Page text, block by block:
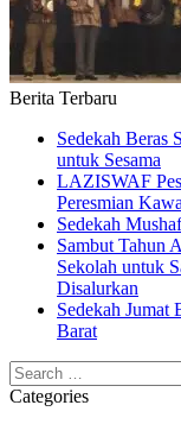
Berita Terbaru
Sedekah Beras
untuk Sesama
LAZISWAF
Peresmian
Sedekah
Sambut Tahun
Sekolah untuk
Disalurkan
Sedekah Jumat
Barat
Categories